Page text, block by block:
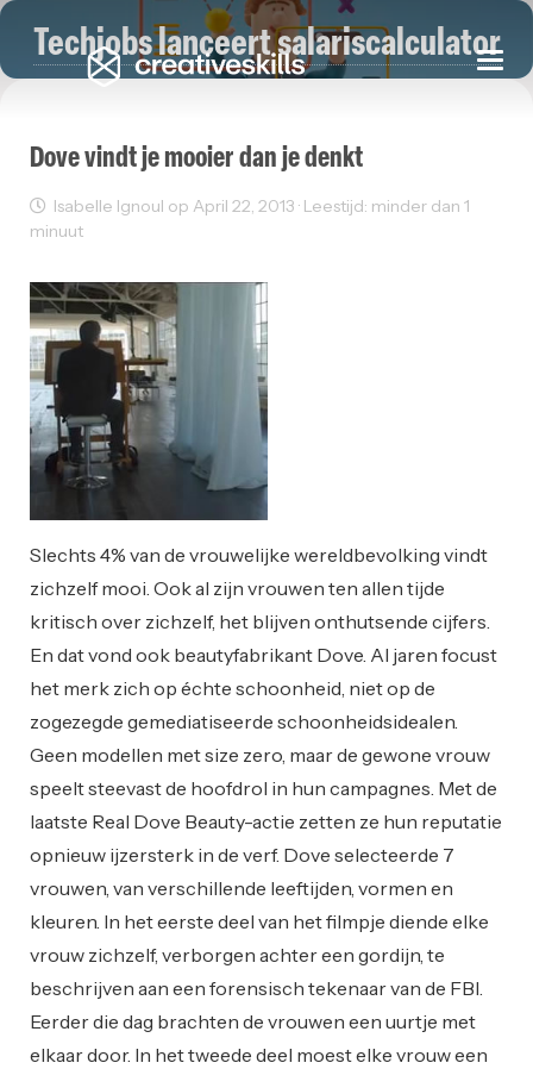
Techjobs lanceert salariscalculator
Dove vindt je mooier dan je denkt
Isabelle Ignoul op April 22, 2013 · Leestijd: minder dan 1
minuut
Slechts 4% van de vrouwelijke wereldbevolking vindt
zichzelf mooi. Ook al zijn vrouwen ten allen tijde
kritisch over zichzelf, het blijven onthutsende cijfers.
En dat vond ook beautyfabrikant Dove. Al jaren focust
het merk zich op échte schoonheid, niet op de
zogezegde gemediatiseerde schoonheidsidealen.
Geen modellen met size zero, maar de gewone vrouw
speelt steevast de hoofdrol in hun campagnes. Met de
laatste Real Dove Beauty-actie zetten ze hun reputatie
opnieuw ijzersterk in de verf. Dove selecteerde 7
vrouwen, van verschillende leeftijden, vormen en
kleuren. In het eerste deel van het filmpje diende elke
vrouw zichzelf, verborgen achter een gordijn, te
beschrijven aan een forensisch tekenaar van de FBI.
Eerder die dag brachten de vrouwen een uurtje met
elkaar door. In het tweede deel moest elke vrouw een